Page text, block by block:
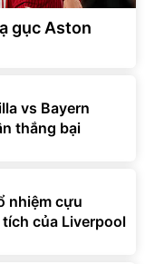
gục Aston
vs Bayern
thắng bại
nhiệm cựu
của Liverpool